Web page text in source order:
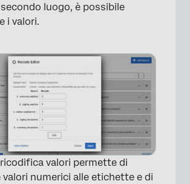
luogo, è possibile
i valori.
ricodifica valori permette di
valori numerici alle etichette e di